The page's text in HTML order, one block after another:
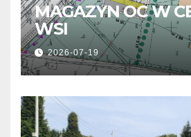
MAGAZYN OC W
WSI
2026-07-19